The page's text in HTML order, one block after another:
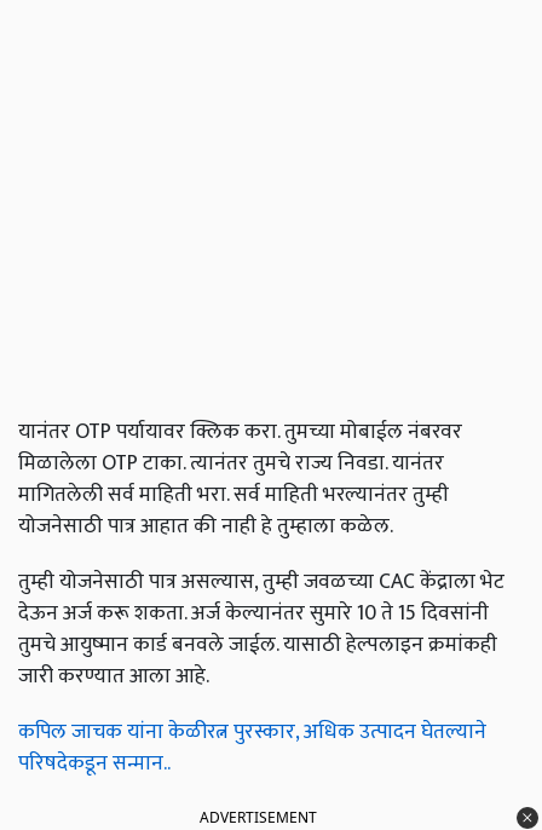
यानंतर OTP पर्यायावर क्लिक करा. तुमच्या मोबाईल नंबरवर
मिळालेला OTP टाका. त्यानंतर तुमचे राज्य निवडा. यानंतर
मागितलेली सर्व माहिती भरा. सर्व माहिती भरल्यानंतर तुम्ही
योजनेसाठी पात्र आहात की नाही हे तुम्हाला कळेल.
तुम्ही योजनेसाठी पात्र असल्यास, तुम्ही जवळच्या CAC केंद्राला भेट
देऊन अर्ज करू शकता. अर्ज केल्यानंतर सुमारे 10 ते 15 दिवसांनी
तुमचे आयुष्मान कार्ड बनवले जाईल. यासाठी हेल्पलाइन क्रमांकही
जारी करण्यात आला आहे.
कपिल जाचक यांना केळीरत्न पुरस्कार, अधिक उत्पादन घेतल्याने
परिषदेकडून सन्मान..
ADVERTISEMENT